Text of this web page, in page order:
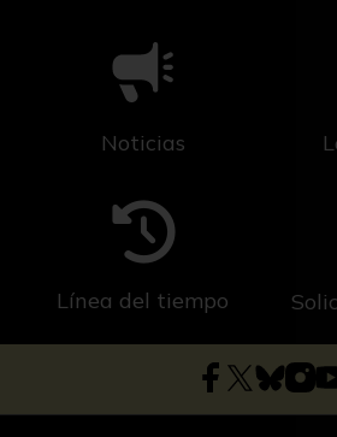
Noticias
Línea del tiempo